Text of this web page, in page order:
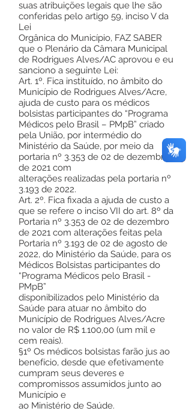
suas atribuições legais que lhe são
conferidas pelo artigo 59, inciso V da
Lei
Orgânica do Município, FAZ SABER
que o Plenário da Câmara Municipal
de Rodrigues Alves/AC aprovou e eu
sanciono a seguinte Lei:
Art. 1º. Fica instituído, no âmbito do
Município de Rodrigues Alves/Acre,
ajuda de custo para os médicos
bolsistas participantes do “Programa
Médicos pelo Brasil – PMpB” criado
pela União, por intermédio do
Ministério da Saúde, por meio da
portaria nº 3.353 de 02 de dezembro
de 2021 com
alterações realizadas pela portaria nº
3.193 de 2022.
Art. 2º. Fica fixada a ajuda de custo a
que se refere o inciso VII do art. 8º da
Portaria nº 3.353 de 02 de dezembro
de 2021 com alterações feitas pela
Portaria nº 3.193 de 02 de agosto de
2022, do Ministério da Saúde, para os
Médicos Bolsistas participantes do
“Programa Médicos pelo Brasil -
PMpB”
disponibilizados pelo Ministério da
Saúde para atuar no âmbito do
Município de Rodrigues Alves/Acre
no valor de R$ 1.100,00 (um mil e
cem reais).
§1º Os médicos bolsistas farão jus ao
benefício, desde que efetivamente
cumpram seus deveres e
compromissos assumidos junto ao
Município e
ao Ministério de Saúde.